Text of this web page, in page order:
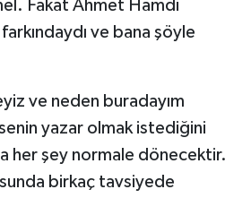
Fakat Ahmet Hamdi
ve bana şöyle
ve neden buradayım
yazar olmak istediğini
her şey normale dönecektir.
birkaç tavsiyede